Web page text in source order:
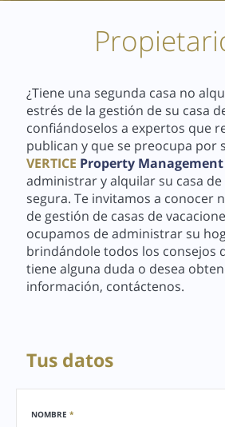
¿Tiene una segunda casa no
estrés de la gestión de su casa
confiándoselos a expertos que
publican y que se preocupa por
VERTICE Property Management
administrar y alquilar su casa
segura. Te invitamos a conocer
de gestión de casas de
ocupamos de administrar su
brindándole todos los consejos
tiene alguna duda o desea
información, contáctenos.
Tus datos
NOMBRE *